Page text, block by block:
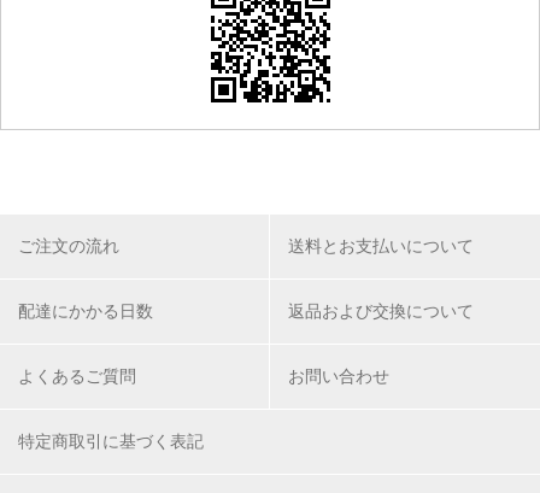
ご注文の流れ 送料とお支払いについて
配達にかかる日数 返品および交換について
よくあるご質問 お問い合わせ
特定商取引に基づく表記